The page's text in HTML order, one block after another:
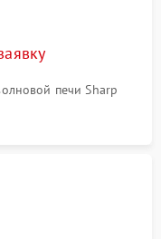
печи Sharp